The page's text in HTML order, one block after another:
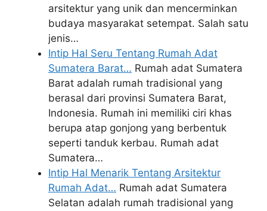
arsitektur yang unik dan mencerminkan
budaya masyarakat setempat. Salah satu
jenis…
Intip Hal Seru Tentang Rumah Adat
Sumatera Barat… Rumah adat Sumatera
Barat adalah rumah tradisional yang
berasal dari provinsi Sumatera Barat,
Indonesia. Rumah ini memiliki ciri khas
berupa atap gonjong yang berbentuk
seperti tanduk kerbau. Rumah adat
Sumatera…
Intip Hal Menarik Tentang Arsitektur
Rumah Adat… Rumah adat Sumatera
Selatan adalah rumah tradisional yang